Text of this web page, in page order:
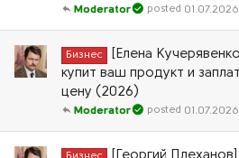
01.07.2026
Moderator
Бизнес
[Елена
купит ваш продукт и
цену (2026)
01.07.2026
Moderator